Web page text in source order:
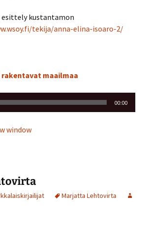
esittely kustantamon
tekija/anna-elina-isoaro-2/
maailmaa
00:00
window
Marjatta Lehtovirta